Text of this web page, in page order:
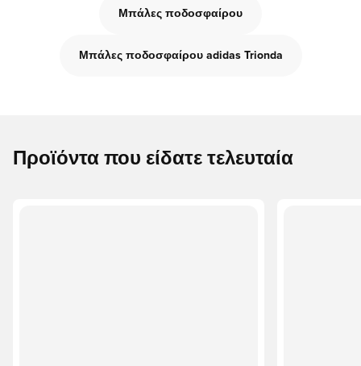
Μπάλες ποδοσφαίρου
Μπάλες ποδοσφαίρου adidas Trionda
Προϊόντα που είδατε τελευταία